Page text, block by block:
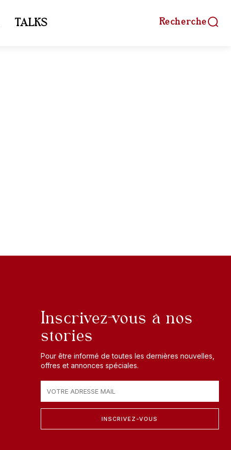
TALKS Recherche
Inscrivez-vous à nos
stories
Pour être informé de toutes les dernières nouvelles,
offres et annonces spéciales.
INSCRIVEZ-VOUS